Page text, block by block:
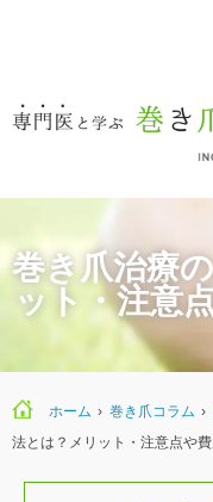
ホーム シェア
巻き爪治療
ット・注意
ホーム › 巻き爪コラム ›
法とは？メリット・注意点や